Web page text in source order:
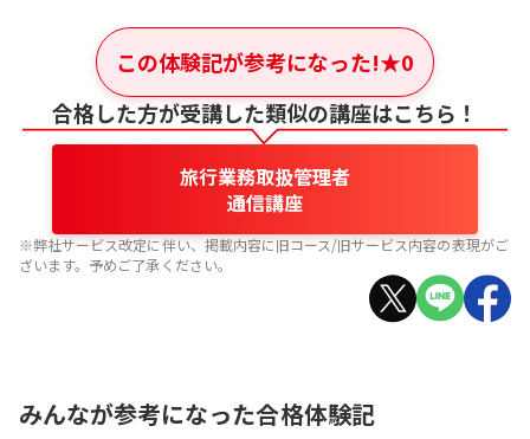
この体験記が参考になった!★0
合格した方が受講した類似の講座はこちら！
旅行業務取扱管理者
通信講座
※弊社サービス改定に伴い、掲載内容に旧コース/旧サービス内容の表現がご
ざいます。予めご了承ください。
みんなが参考になった合格体験記